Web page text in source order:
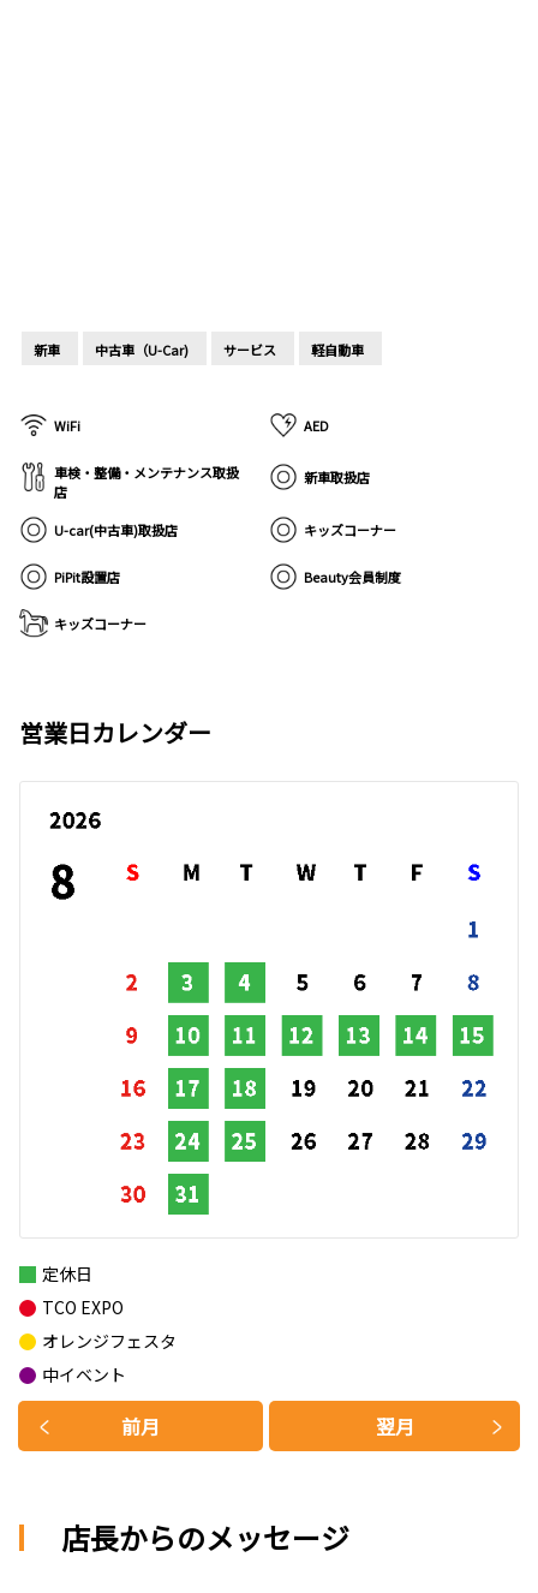
新車 中古車（U-Car) サービス 軽自動車
WiFi AED
車検・整備・メンテナンス取扱
店
新車取扱店
U-car(中古車)取扱店 キッズコーナー
PiPit設置店 Beauty会員制度
キッズコーナー
営業日カレンダー
前月 翌月
定休日
TCO EXPO
オレンジフェスタ
中イベント
店長からのメッセージ